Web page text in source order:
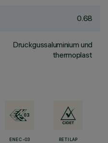
0.68
Druckgussaluminium und
thermoplast
ENEC-03 RETILAP